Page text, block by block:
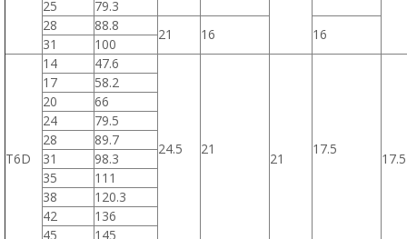
25
79.3
28
88.8
21 16 16
31 100
T6D
14 47.6
24.5 21
21
17.5
17.5
17
58.2
20
66
24
79.5
28
89.7
31
98.3
35
111
38
120.3
42
136
45
145